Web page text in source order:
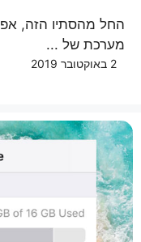
מערכת של ...
2 באוקטובר 2019